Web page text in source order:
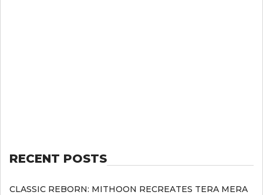
RECENT POSTS
CLASSIC REBORN: MITHOON RECREATES TERA MERA